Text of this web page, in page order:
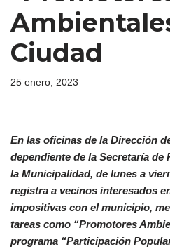
Ciudad
25 enero, 2023
En las oficinas de la Dirección
dependiente de la Secretaría de
la Municipalidad, de lunes a
registra a vecinos interesados
impositivas con el municipio,
tareas como “Promotores
programa “Participación